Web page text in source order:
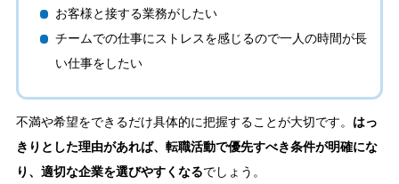
お客様と接する業務がしたい
チームでの仕事にストレスを感じるので一人の時間が長
い仕事をしたい
不満や希望をできるだけ具体的に把握することが大切です。 はっ
きりとした理由があれば、転職活動で優先すべき条件が明確にな
り、適切な企業を選びやすくなるでしょう。